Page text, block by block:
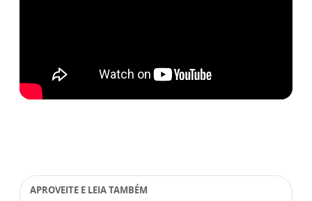
APROVEITE E LEIA TAMBÉM